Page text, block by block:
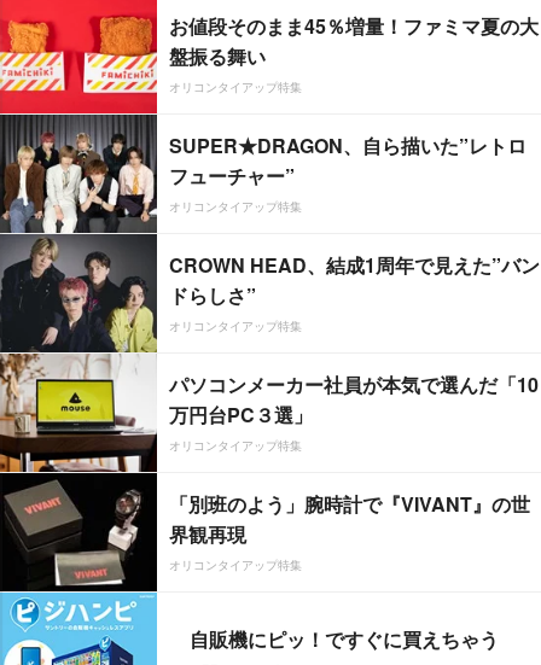
お値段そのまま45％増量！ファミマ夏の大
盤振る舞い
オリコンタイアップ特集
SUPER★DRAGON、自ら描いた”レトロ
フューチャー”
オリコンタイアップ特集
CROWN HEAD、結成1周年で見えた”バン
ドらしさ”
オリコンタイアップ特集
パソコンメーカー社員が本気で選んだ「10
万円台PC３選」
オリコンタイアップ特集
「別班のよう」腕時計で『VIVANT』の世
界観再現
オリコンタイアップ特集
自販機にピッ！ですぐに買えちゃう